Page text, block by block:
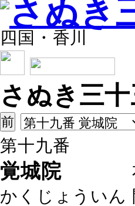
四国・香川
さぬき三
第十九番
覚城院
かくじょういん